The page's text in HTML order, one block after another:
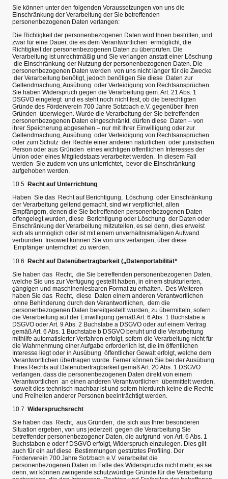
Sie können unter den folgenden Voraussetzungen von uns die
Einschränkung der Verarbeitung der Sie betreffenden
personenbezogenen Daten verlangen:
Die Richtigkeit der personenbezogenen Daten wird Ihnen bestritten, und
zwar für eine Dauer, die es dem Verantwortlichen ermöglicht, die
Richtigkeit der personenbezogenen Daten zu überprüfen. Die
Verarbeitung ist unrechtmäßig und Sie verlangen anstatt einer Löschung
die Einschränkung der Nutzung der personenbezogenen Daten. Die
personenbezogenen Daten werden von uns nicht länger für die Zwecke
der Verarbeitung benötigt, jedoch benötigen Sie diese Daten zur
Geltendmachung, Ausübung oder Verteidigung von Rechtsansprüchen.
Sie haben Widerspruch gegen die Verarbeitung gem. Art. 21 Abs. 1
DSGVO eingelegt und es steht noch nicht fest, ob die berechtigten
Gründe des Förderverein 700 Jahre Sotzbach e.V. gegenüber Ihren
Gründen überwiegen. Wurde die Verarbeitung der Sie betreffenden
personenbezogenen Daten eingeschränkt, dürfen diese Daten – von
ihrer Speicherung abgesehen – nur mit Ihrer Einwilligung oder zur
Geltendmachung, Ausübung oder Verteidigung von Rechtsansprüchen
oder zum Schutz der Rechte einer anderen natürlichen oder juristischen
Person oder aus Gründen eines wichtigen öffentlichen Interesses der
Union oder eines Mitgliedstaats verarbeitet werden. In diesem Fall
werden Sie zudem von uns unterrichtet, bevor die Einschränkung
aufgehoben werden.
10.5 Recht auf Unterrichtung
Haben Sie das Recht auf Berichtigung, Löschung oder Einschränkung
der Verarbeitung geltend gemacht, sind wir verpflichtet, allen
Empfängern, denen die Sie betreffenden personenbezogenen Daten
offengelegt wurden, diese Berichtigung oder Löschung der Daten oder
Einschränkung der Verarbeitung mitzuteilen, es sei denn, dies erweist
sich als unmöglich oder ist mit einem unverhältnismäßigen Aufwand
verbunden. Insoweit können Sie von uns verlangen, über diese
Empfänger unterrichtet zu werden.
10.6 Recht auf Datenübertragbarkeit („Datenportabilität“
Sie haben das Recht, die Sie betreffenden personenbezogenen Daten,
welche Sie uns zur Verfügung gestellt haben, in einem strukturierten,
gängigen und maschinenlesbaren Format zu erhalten. Des Weiteren
haben Sie das Recht, diese Daten einem anderen Verantwortlichen
ohne Behinderung durch den Verantwortlichen, dem die
personenbezogenen Daten bereitgestellt wurden, zu übermitteln, sofern
die Verarbeitung auf der Einwilligung gemäß Art. 6 Abs. 1 Buchstabe a
DSGVO oder Art. 9 Abs. 2 Buchstabe a DSGVO oder auf einem Vertrag
gemäß Art. 6 Abs. 1 Buchstabe b DSGVO beruht und die Verarbeitung
mithilfe automatisierter Verfahren erfolgt, sofern die Verarbeitung nicht für
die Wahrnehmung einer Aufgabe erforderlich ist, die im öffentlichen
Interesse liegt oder in Ausübung öffentlicher Gewalt erfolgt, welche dem
Verantwortlichen übertragen wurde. Ferner können Sie bei der Ausübung
Ihres Rechts auf Datenübertragbarkeit gemäß Art. 20 Abs. 1 DSGVO
verlangen, dass die personenbezogenen Daten direkt von einem
Verantwortlichen an einen anderen Verantwortlichen übermittelt werden,
soweit dies technisch machbar ist und sofern hierdurch keine die Rechte
und Freiheiten anderer Personen beeinträchtigt werden.
10.7 Widerspruchsrecht
Sie haben das Recht, aus Gründen, die sich aus Ihrer besonderen
Situation ergeben, von uns jederzeit gegen die Verarbeitung Sie
betreffender personenbezogener Daten, die aufgrund von Art. 6 Abs. 1
Buchstaben e oder f DSGVO erfolgt, Widerspruch einzulegen. Dies gilt
auch für ein auf diese Bestimmungen gestütztes Profiling. Der
Förderverein 700 Jahre Sotzbach e.V. verarbeitet die
personenbezogenen Daten im Falle des Widerspruchs nicht mehr, es sei
denn, wir können zwingende schutzwürdige Gründe für die Verarbeitung